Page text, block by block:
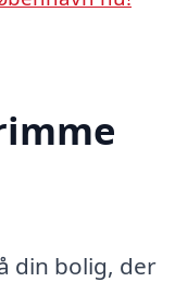
din bolig, der